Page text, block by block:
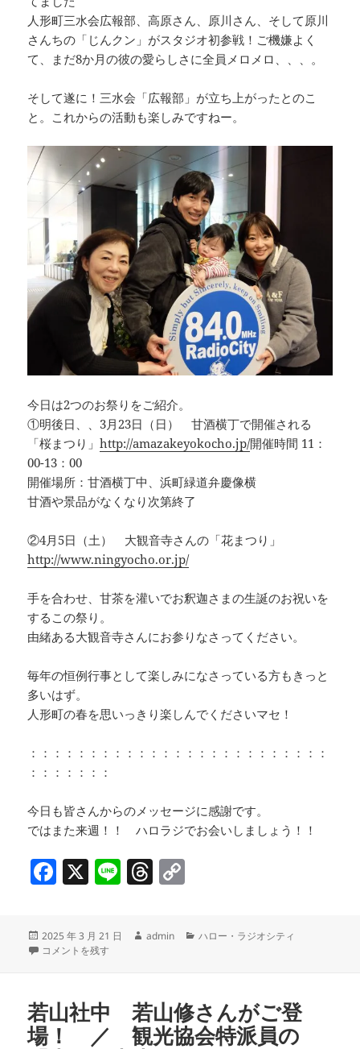
人形町三水会広報部、高原さん、原川さん、そして原川
さんちの「じんクン」がスタジオ初参戦！ご機嫌よく
て、まだ8か月の彼の愛らしさに全員メロメロ、、、。
そして遂に！三水会「広報部」が立ち上がったとのこ
と。これからの活動も楽しみですねー。
今日は2つのお祭りをご紹介。
①明後日、、3月23日（日） 甘酒横丁で開催される
「桜まつり」http://amazakeyokocho.jp/開催時間 11：
00-13：00
開催場所：甘酒横丁中、浜町緑道弁慶像横
甘酒や景品がなくなり次第終了
②4月5日（土） 大観音寺さんの「花まつり」
http://www.ningyocho.or.jp/
手を合わせ、甘茶を灌いでお釈迦さまの生誕のお祝いを
するこの祭り。
由緒ある大観音寺さんにお参りなさってください。
毎年の恒例行事として楽しみになさっている方もきっと
多いはず。
人形町の春を思いっきり楽しんでくださいマセ！
：：：：：：：：：：：：：：：：：：：：：：：：：
：：：：：：：
今日も皆さんからのメッセージに感謝です。
ではまた来週！！ ハロラジでお会いしましょう！！
F
c
e
o
o
X Li T
re
a
s
p
y
n
k
投
稿
2025 年 3 月 21 日
作
admin
カ
ハロー・ラジオシティ
浜町商店街連合会 『裏日本橋 桜まつり2025』 ／ Art Focus◎
コメントを残す
若山社中 若山修さんがご登
場！ ／ 観光協会特派員の